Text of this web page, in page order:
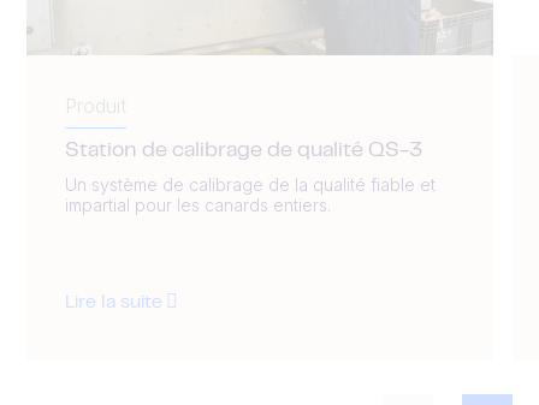
Produit
Station de calibrage de qualité QS-3
Un système de calibrage de la qualité fiable et
impartial pour les canards entiers.
Lire la suite